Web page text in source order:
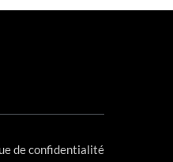
de confidentialité